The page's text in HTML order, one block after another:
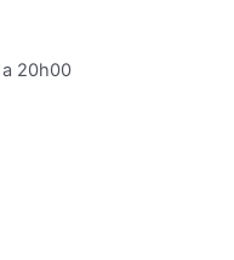
20h00